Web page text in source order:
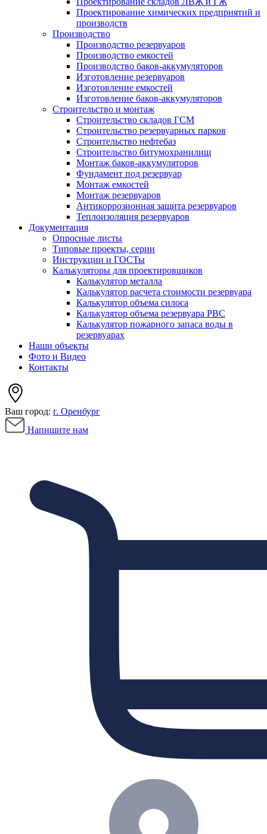
Проектирование химических предприятий и
производств
Производство
Производство резервуаров
Производство емкостей
Производство баков-аккумуляторов
Изготовление резервуаров
Изготовление емкостей
Изготовление баков-аккумуляторов
Строительство и монтаж
Строительство складов ГСМ
Строительство резервуарных парков
Строительство нефтебаз
Строительство битумохранилищ
Монтаж баков-аккумуляторов
Фундамент под резервуар
Монтаж емкостей
Монтаж резервуаров
Антикоррозионная защита резервуаров
Теплоизоляция резервуаров
Документация
Опросные листы
Типовые проекты, серии
Инструкции и ГОСТы
Калькуляторы для проектировщиков
Калькулятор металла
Калькулятор расчета стоимости резервуара
Калькулятор объема силоса
Калькулятор объема резервуара РВС
Калькулятор пожарного запаса воды в
резервуарах
Наши объекты
Фото и Видео
Контакты
Ваш город: г. Оренбург
Напишите нам